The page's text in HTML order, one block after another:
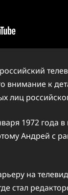
внимание к
лиц
1972 года
Андрей с
на
стал